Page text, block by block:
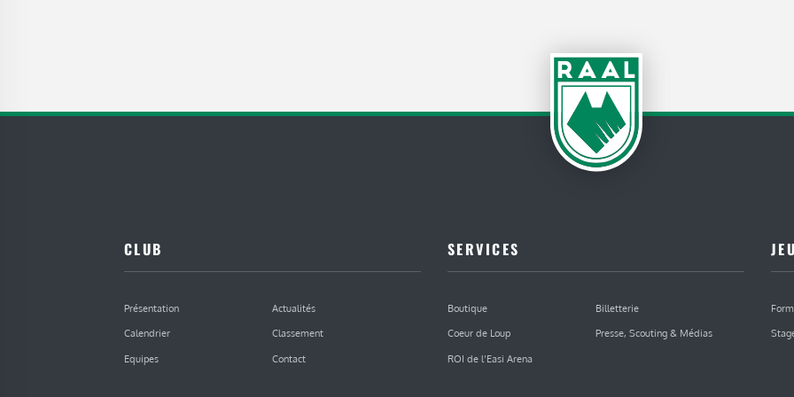
CLUB
Présentation
Actualités
Calendrier
Classement
Equipes
Contact
SERVICES
Boutique
Billetterie
Coeur de Loup
Presse, Scouting & Médias
ROI de l’Easi Arena